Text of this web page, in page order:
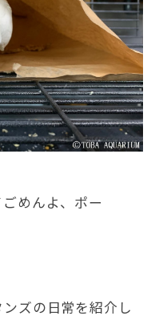
めんよ、ポー
ズの日常を紹介し